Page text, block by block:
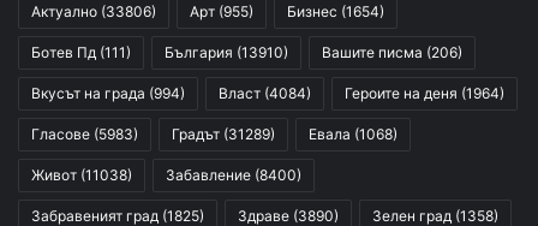
Актуално (33806) Арт (955) Бизнес (1654)
Ботев Пд (111) България (13910) Вашите писма (206)
Вкусът на града (994) Власт (4084) Героите на деня (1964)
Гласове (5983) Градът (31289) Евала (1068)
Живот (11038) Забавление (8400)
Забравеният град (1825) Здраве (3890) Зелен град (1358)